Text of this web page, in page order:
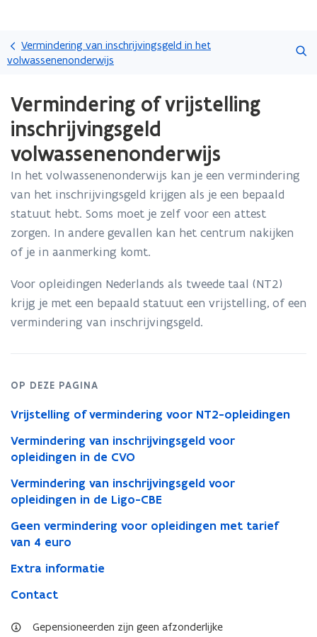
en
gaan
Vermindering van inschrijvingsgeld in het
volwassenenonderwijs
met
laden.
bevindt
zich
op:
Vermindering
vrijstelling
inschrijvingsgeld
volwassenenonderwijs
Vermindering of vrijstelling
inschrijvingsgeld
volwassenenonderwijs
In het volwassenenonderwijs kan je een vermindering
van het inschrijvingsgeld krijgen als je een bepaald
statuut hebt. Soms moet je zelf voor een attest
zorgen. In andere gevallen kan het centrum nakijken
of je in aanmerking komt.
Voor opleidingen Nederlands als tweede taal (NT2)
krijg je met een bepaald statuut een vrijstelling, of een
vermindering van inschrijvingsgeld.
OP DEZE PAGINA
Vrijstelling of vermindering voor NT2-opleidingen
Vermindering van inschrijvingsgeld voor
opleidingen in de CVO
Vermindering van inschrijvingsgeld voor
opleidingen in de Ligo-CBE
Geen vermindering voor opleidingen met tarief
van 4 euro
Extra informatie
Contact
Gepensioneerden zijn geen afzonderlijke